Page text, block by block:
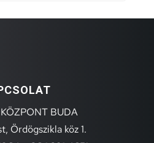
BUDA
Ördögszikla köz 1.